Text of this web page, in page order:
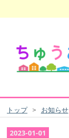
トップ > お知らせ
2023-01-01